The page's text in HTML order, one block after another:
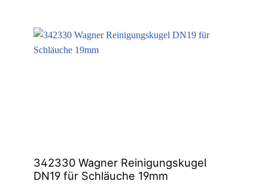
342330 Wagner Reinigungskugel
DN19 für Schläuche 19mm